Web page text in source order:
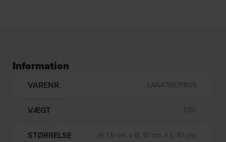
Information
VARENR. LAAA7957PR05
VÆGT 1,00
STØRRELSE H: 1.5 cm. x B: 10 cm. x L: 10 cm.